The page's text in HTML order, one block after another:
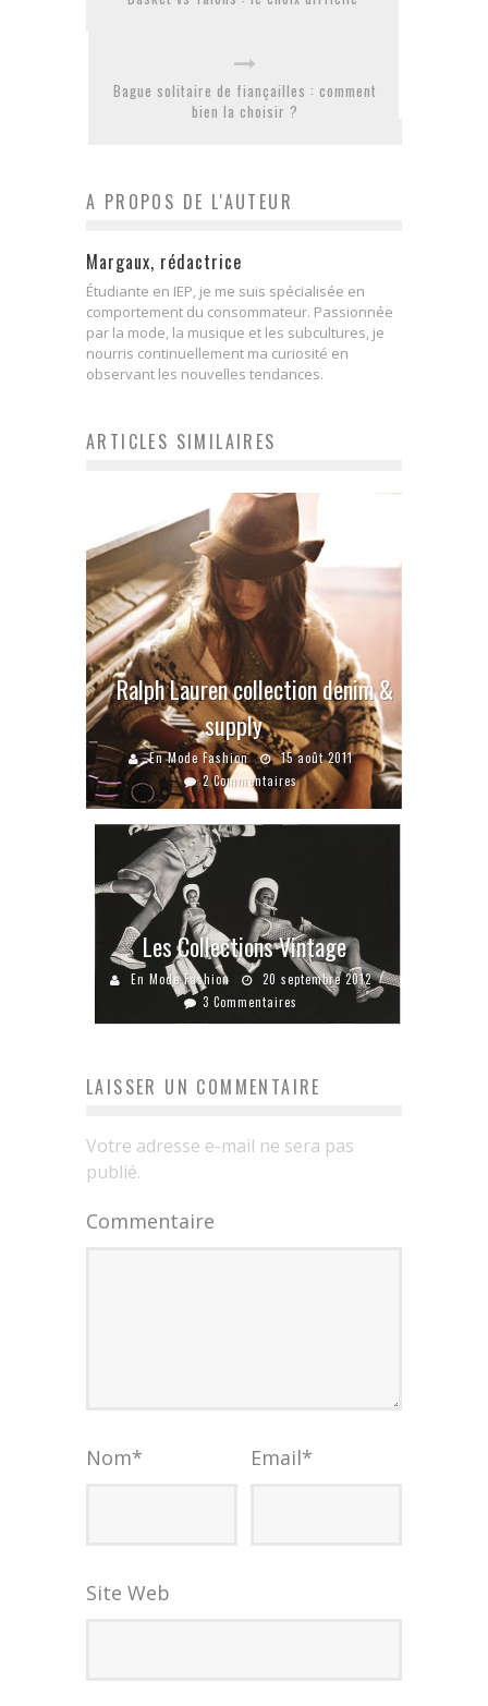
Bague solitaire de fiançailles : comment
bien la choisir ?
A PROPOS DE L'AUTEUR
Margaux, rédactrice
Étudiante en IEP, je me suis spécialisée en
comportement du consommateur. Passionnée
par la mode, la musique et les subcultures, je
nourris continuellement ma curiosité en
observant les nouvelles tendances.
ARTICLES SIMILAIRES
Ralph Lauren collection denim &
supply
En Mode Fashion
15 août 2011
2 Commentaires
Les Collections Vintage
En Mode Fashion
20 septembre 2012
3 Commentaires
LAISSER UN COMMENTAIRE
Votre adresse e-mail ne sera pas
publié.
Commentaire
Nom* Email*
Site Web